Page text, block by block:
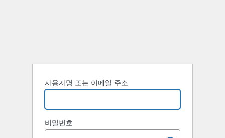
사용자명 또는 이메일 주소
비밀번호